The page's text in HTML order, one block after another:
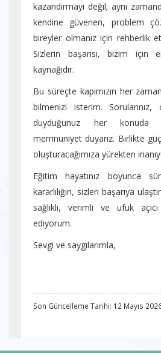
kazandırmayı değil; aynı
kendine güvenen, problem
bireyler olmanız için rehberlik
Sizlerin başarısı, bizim için
kaynağıdır.
Bu süreçte kapımızın her
bilmenizi isterim.
duyduğunuz her konuda
memnuniyet duyarız. Birlikte
oluşturacağımıza yürekten
Eğitim hayatınız boyunca
kararlılığın, sizleri başarıya
sağlıklı, verimli ve ufuk
ediyorum.
Sevgi ve saygılarımla,
Son Güncelleme Tarihi: 12 Mayıs